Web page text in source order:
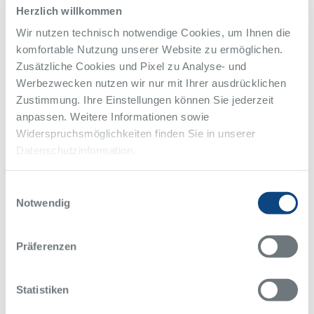
Herzlich willkommen
Wir nutzen technisch notwendige Cookies, um Ihnen die
komfortable Nutzung unserer Website zu ermöglichen.
Zusätzliche Cookies und Pixel zu Analyse- und
Werbezwecken nutzen wir nur mit Ihrer ausdrücklichen
Zustimmung. Ihre Einstellungen können Sie jederzeit
anpassen. Weitere Informationen sowie
Widerspruchsmöglichkeiten finden Sie in unserer
Datenschutzinformation.
Notwendig
Präferenzen
Statistiken
03.01.2020
Der Medizintipp:
Lebererkrankung durch
Alkohol
Als zentrales Stoffwechselorgan im menschlichen Körper ist die
Leber auch für den Abbau von Alkohol zuständig. Ein übermäßiger
Alkoholkonsum kann die Leber jedoch schnell überfordern, was
Bemerkbar macht sich das geschädigte Organ leider erst spät.
Besser ist es deshalb, wenig oder gar keinen Alkohol zu sich zu